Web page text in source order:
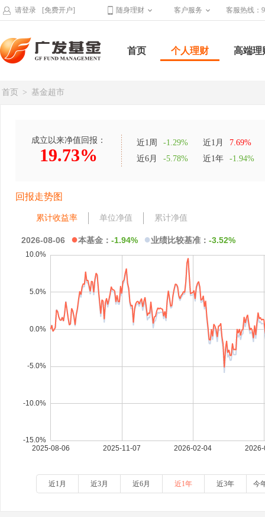
请登录 [免费开户] 随身理财 客户服务 客服热线：
首页 个人理财 高端理
首页 > 基金超市
成立以来净值回报：
19.73%
近1周 -1.29% 近1月
7.69%
近6月
-5.78% 近1年 -1.94%
回报走势图
累计收益率 单位净值 累计净值
2026-08-06 ●本基金： -1.94% ●业绩比较基准： -3.52%
近1月 近3月 近6月 近1年 近3年 今